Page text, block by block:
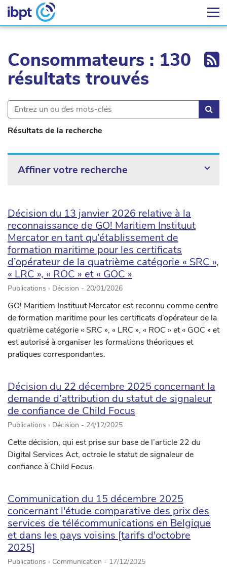
Consommateurs : 130
résultats trouvés
Résultats de la recherche
Affiner votre recherche
Décision du 13 janvier 2026 relative à la
reconnaissance de GO! Maritiem Instituut
Mercator en tant qu’établissement de
formation maritime pour les certificats
d’opérateur de la quatrième catégorie « SRC »,
« LRC », « ROC » et « GOC »
Publications › Décision - 20/01/2026
GO! Maritiem Instituut Mercator est reconnu comme centre
de formation maritime pour les certificats d’opérateur de la
quatrième catégorie « SRC », « LRC », « ROC » et « GOC » et
est autorisé à organiser les formations théoriques et
pratiques correspondantes.
Décision du 22 décembre 2025 concernant la
demande d’attribution du statut de signaleur
de confiance de Child Focus
Publications › Décision - 24/12/2025
Cette décision, qui est prise sur base de l’article 22 du
Digital Services Act, octroie le statut de signaleur de
confiance à Child Focus.
Communication du 15 décembre 2025
concernant l'étude comparative des prix des
services de télécommunications en Belgique
et dans les pays voisins [tarifs d'octobre
2025]
Publications › Communication - 17/12/2025